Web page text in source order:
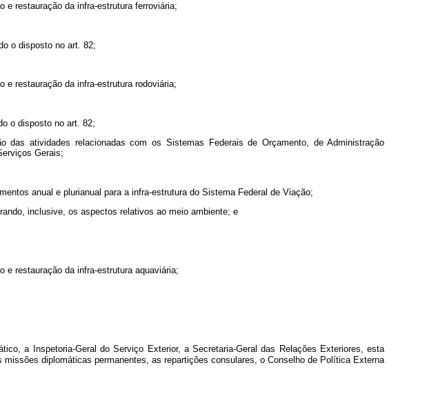
e restauração da infra-estrutura ferroviária;
o disposto no art. 82;
e restauração da infra-estrutura rodoviária;
o disposto no art. 82;
das atividades relacionadas com os Sistemas Federais de Orçamento, de Administração
Gerais;
anual e plurianual para a infra-estrutura do Sistema Federal de Viação;
inclusive, os aspectos relativos ao meio ambiente; e
e restauração da infra-estrutura aquaviária;
a Inspetoria-Geral do Serviço Exterior, a Secretaria-Geral das Relações Exteriores, esta
diplomáticas permanentes, as repartições consulares, o Conselho de Política Externa